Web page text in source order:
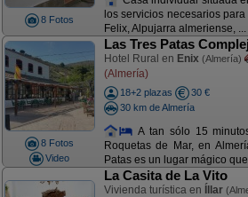
8 Fotos
los servicios necesarios
Felix, Alpujarra almeriense, ...
8 Fotos
Video
Las Tres Patas
Hotel Rural en Enix (Almería)
(Almería)
18+2 plazas
30 €
30 km de Almería
A tan sólo 15
Roquetas de Mar, en
Patas es un lugar mágico
La Casita de La Vito
Vivienda turística en Íllar